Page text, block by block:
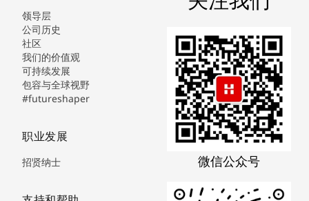
领导层
公司历史
社区
我们的价值观
可持续发展
包容与全球视野
#futureshaper
职业发展
招贤纳士 微信公众号